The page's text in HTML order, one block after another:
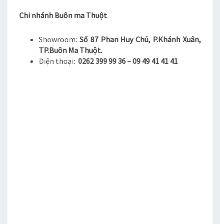
Chi nhánh Buôn ma Thuột
Showroom: Số 87 Phan Huy Chú, P.Khánh Xuân,
TP.Buôn Ma Thuột.
Điện thoại: 0262 399 99 36 – 09 49 41 41 41